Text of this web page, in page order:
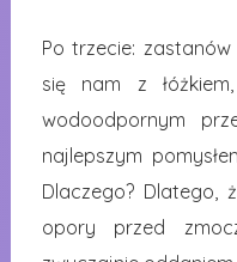
Po trzecie:
się nam z
wodoodpornym
najlepszym
Dlaczego? Dlatego,
opory przed